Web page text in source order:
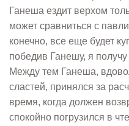
Ганеша ездит верхом
может сравниться с
конечно, все еще будет
победив Ганешу, я
Между тем Ганеша,
сластей, принялся за
время, когда должен
спокойно погрузился в